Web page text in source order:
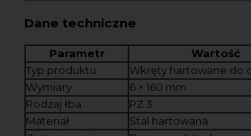
Dane techniczne
Parametr
Wartość
Typ produktu
Wkręty hartowane do
Wymiary
6 × 160 mm
Rodzaj łba
PZ 3
Materiał
Stal hartowana